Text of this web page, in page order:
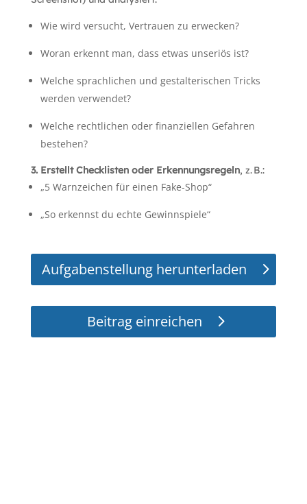
Wie wird versucht, Vertrauen zu erwecken?
Woran erkennt man, dass etwas unseriös ist?
Welche sprachlichen und gestalterischen Tricks
werden verwendet?
Welche rechtlichen oder finanziellen Gefahren
bestehen?
3. Erstellt Checklisten oder Erkennungsregeln, z.B.:
„5 Warnzeichen für einen Fake-Shop“
„So erkennst du echte Gewinnspiele“
Aufgabenstellung herunterladen
Beitrag einreichen